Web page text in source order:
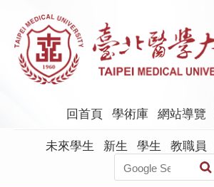
主
要
回首頁 學術庫 網站導覽
未來學生
新生 學生 教職員